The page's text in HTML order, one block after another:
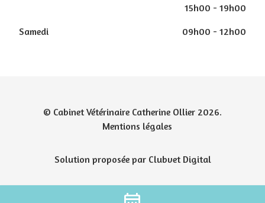
15h00 - 19h00
Samedi
09h00 - 12h00
© Cabinet Vétérinaire Catherine Ollier 2026.
Mentions légales
Solution proposée par Clubvet Digital